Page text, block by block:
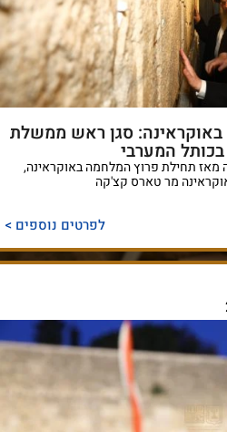
סגן ראש ממשלת
המערבי
מאז תחילת פרוץ המלחמה באוקראינה,
מר טארס קצ'קה
לפרטים נוספים >